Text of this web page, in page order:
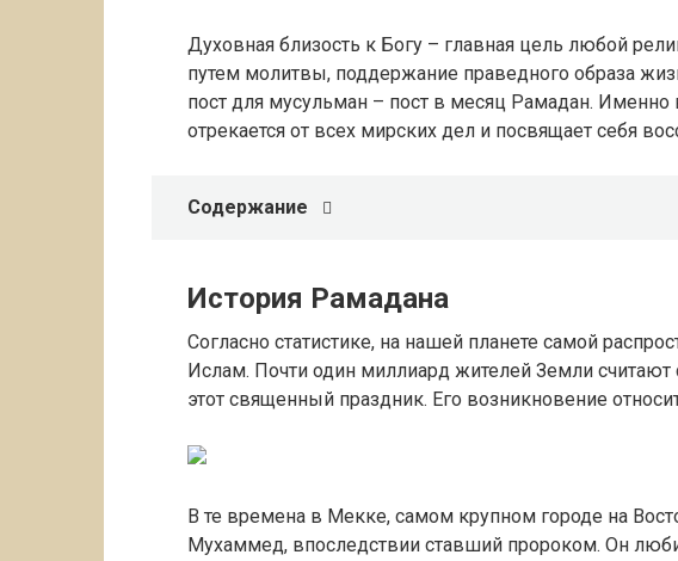
Духовная близость к Богу – главная цель любой
путем молитвы, поддержание праведного образа
пост для мусульман – пост в месяц Рамадан.
отрекается от всех мирских дел и посвящает себя
Содержание
История Рамадана
Согласно статистике, на нашей планете самой
Ислам. Почти один миллиард жителей Земли
этот священный праздник. Его возникновение
В те времена в Мекке, самом крупном городе на
Мухаммед, впоследствии ставший пророком. Он